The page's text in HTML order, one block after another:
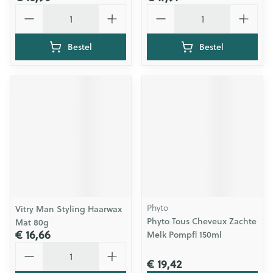
Bestel Bestel
Vitry Man Styling Haarwax
Mat 80g
€ 16,66
Phyto
Phyto Tous Cheveux Zachte
Melk Pompfl 150ml
€ 19,42